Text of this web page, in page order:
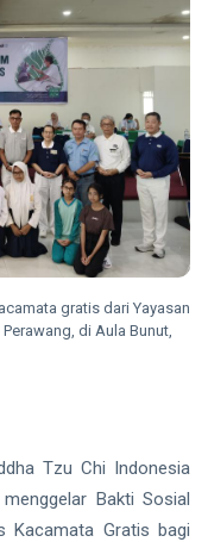
gratis dari Yayasan
di Aula Bunut,
Tzu Chi Indonesia
Bakti Sosial
Kacamata Gratis bagi